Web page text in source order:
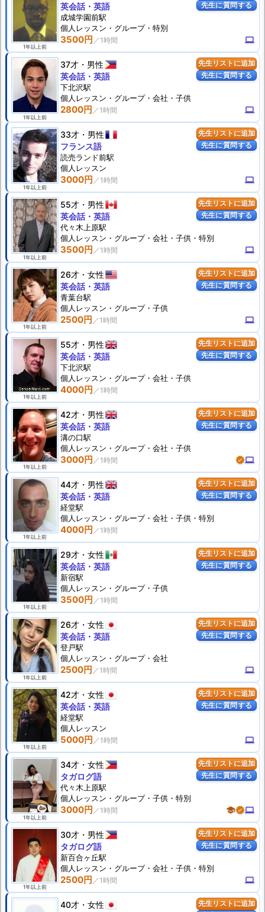
先生に質問する
1年以上前
3500円 computer
英会話・英語
成城学園前駅
個人 レッスン ・グループ・特別
先生リストに追加
先生に質問する
1年以上前
37才 男性
2800円 computer
英会話・英語
下北沢駅
個人 レッスン ・グループ・会社・子供
先生リストに追加
先生に質問する
1年以上前
33才 男性
3000円 computer
フランス語
読売ランド前駅
個人 レッスン
先生リストに追加
先生に質問する
1年以上前
55才 男性
3500円 computer
英会話・英語
代々木上原駅
個人 レッスン ・グループ・会社・子供・特別
先生リストに追加
先生に質問する
1年以上前
26才 女性
2500円 computer
英会話・英語
青葉台駅
個人 レッスン ・グループ・子供
先生リストに追加
先生に質問する
1年以上前
55才 男性
4000円
英会話・英語
下北沢駅
個人 レッスン ・グループ・会社・子供
先生リストに追加
先生に質問する
1年以上前
42才 男性
3000円 verifiedcomputer
英会話・英語
溝の口駅
個人 レッスン ・グループ・会社・子供
先生リストに追加
先生に質問する
1年以上前
44才 男性
4000円
英会話・英語
経堂駅
個人 レッスン ・グループ・会社・子供・特別
先生リストに追加
先生に質問する
1年以上前
29才 女性
3500円
英会話・英語
新宿駅
個人 レッスン ・グループ・子供
先生リストに追加
先生に質問する
1年以上前
26才 女性
2500円 computer
英会話・英語
登戸駅
個人 レッスン ・グループ・会社
先生リストに追加
先生に質問する
1年以上前
42才 女性
5000円 computer
英会話・英語
経堂駅
個人 レッスン
先生リストに追加
先生に質問する
1年以上前
34才 女性
3000円 schoolverifiedcomputer
タガログ語
代々木上原駅
個人 レッスン ・グループ・子供・特別
先生リストに追加
先生に質問する
1年以上前
30才 男性
2500円 computer
タガログ語
新百合ヶ丘駅
個人 レッスン ・グループ・会社・子供・特別
先生リストに追加
40才
女性